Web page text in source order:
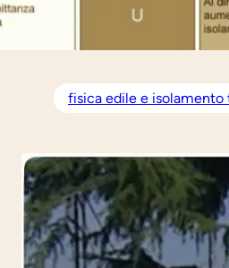
fisica edile e